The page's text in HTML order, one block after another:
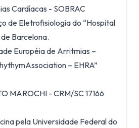
Cardíacas - SOBRAC
de Eletrofisiologia do “Hospital
Barcelona.
Européia de Arritmias –
– EHRA”
MAROCHI - CRM/SC 17166
pela Universidade Federal do